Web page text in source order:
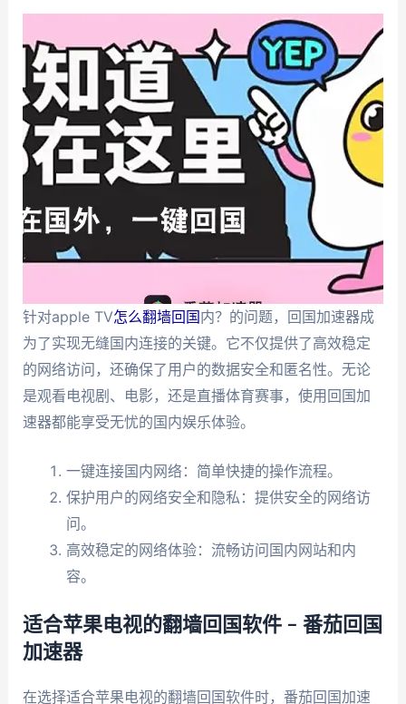
针对apple TV怎么翻墙回国内？的问题，回国加速器成
为了实现无缝国内连接的关键。它不仅提供了高效稳定
的网络访问，还确保了用户的数据安全和匿名性。无论
是观看电视剧、电影，还是直播体育赛事，使用回国加
速器都能享受无忧的国内娱乐体验。
一键连接国内网络：简单快捷的操作流程。
保护用户的网络安全和隐私：提供安全的网络访
问。
高效稳定的网络体验：流畅访问国内网站和内
容。
适合苹果电视的翻墙回国软件 – 番茄回国
加速器
在选择适合苹果电视的翻墙回国软件时，番茄回国加速